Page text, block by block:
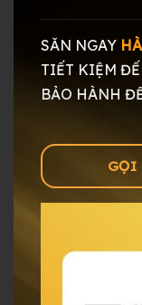
SĂN NGAY
TIẾT KIỆM
BẢO HÀNH
GỌI